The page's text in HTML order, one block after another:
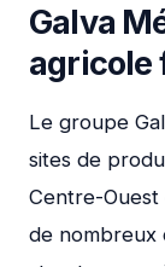
Galva
agricole
Le groupe
sites de
Centre-Ouest
de nombreux